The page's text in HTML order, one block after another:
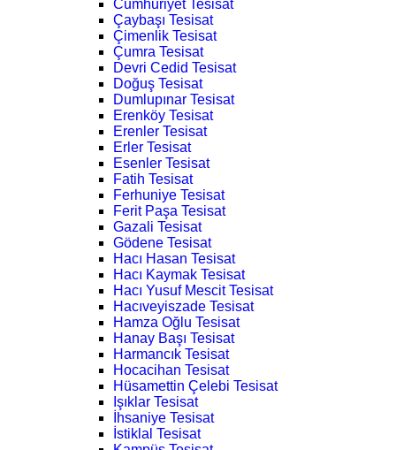
Cumhuriyet Tesisat
Çaybaşı Tesisat
Çimenlik Tesisat
Çumra Tesisat
Devri Cedid Tesisat
Doğuş Tesisat
Dumlupınar Tesisat
Erenköy Tesisat
Erenler Tesisat
Erler Tesisat
Esenler Tesisat
Fatih Tesisat
Ferhuniye Tesisat
Ferit Paşa Tesisat
Gazali Tesisat
Gödene Tesisat
Hacı Hasan Tesisat
Hacı Kaymak Tesisat
Hacı Yusuf Mescit Tesisat
Hacıveyiszade Tesisat
Hamza Oğlu Tesisat
Hanay Başı Tesisat
Harmancık Tesisat
Hocacihan Tesisat
Hüsamettin Çelebi Tesisat
Işıklar Tesisat
İhsaniye Tesisat
İstiklal Tesisat